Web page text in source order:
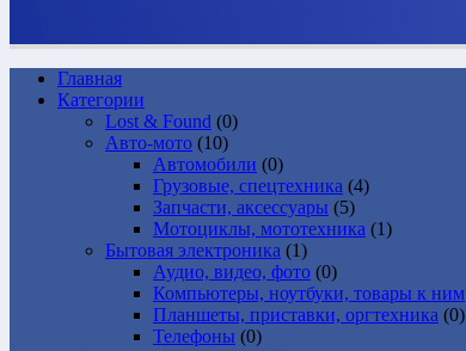
Главная
Категории
Lost & Found (0)
Авто-мото (10)
Автомобили (0)
Грузовые, спецтехника (4)
Запчасти, аксессуары (5)
Мотоциклы, мототехника (1)
Бытовая электроника (1)
Аудио, видео, фото (0)
Компьютеры, ноутбуки, товары к ним
Планшеты, приставки, оргтехника (0)
Телефоны (0)